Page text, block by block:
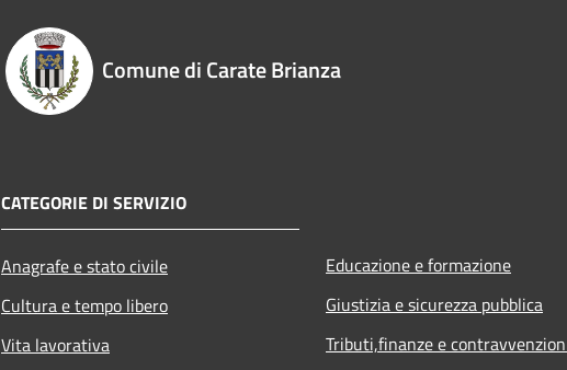
Comune di Carate Brianza
CATEGORIE DI SERVIZIO
Anagrafe e stato civile
Cultura e tempo libero
Vita lavorativa
Educazione e formazione
Giustizia e sicurezza pubblica
Tributi,finanze e